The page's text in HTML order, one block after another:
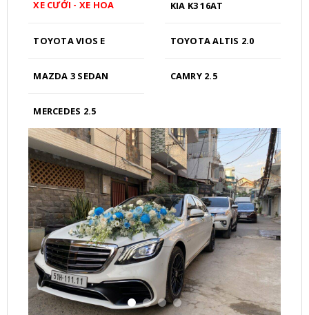
XE CƯỚI - XE HOA KIA K3 16AT
TOYOTA VIOS E TOYOTA ALTIS 2.0
MAZDA 3 SEDAN CAMRY 2.5
MERCEDES 2.5